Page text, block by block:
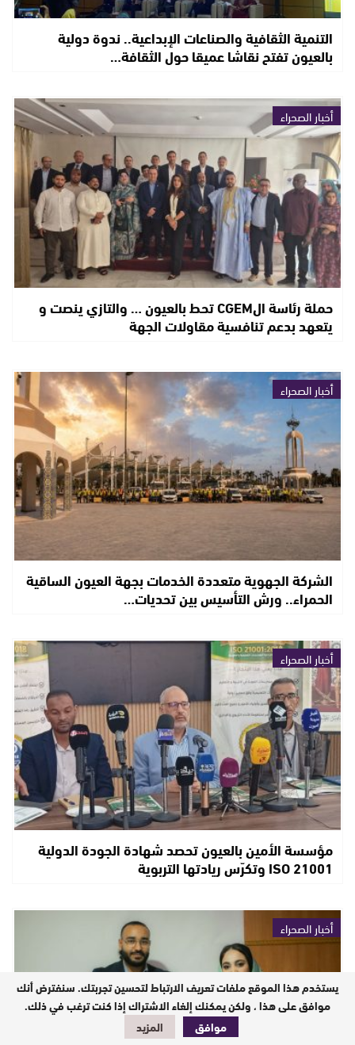
التنمية الثقافية والصناعات الإبداعية.. ندوة دولية
بالعيون تفتح نقاشا عميقا حول الثقافة…
أخبار الصحراء
حملة رئاسة الCGEM تحط بالعيون … والتازي ينصت و
يتعهد بدعم تنافسية مقاولات الجهة
أخبار الصحراء
الشركة الجهوية متعددة الخدمات بجهة العيون الساقية
الحمراء.. ورش التأسيس بين تحديات…
أخبار الصحراء
مؤسسة الأمين بالعيون تحصد شهادة الجودة الدولية
ISO 21001 وتكرّس ريادتها التربوية
أخبار الصحراء
يستخدم هذا الموقع ملفات تعريف الارتباط لتحسين تجربتك. سنفترض أنك
موافق على هذا ، ولكن يمكنك إلغاء الاشتراك إذا كنت ترغب في ذلك.
موافق
المزيد